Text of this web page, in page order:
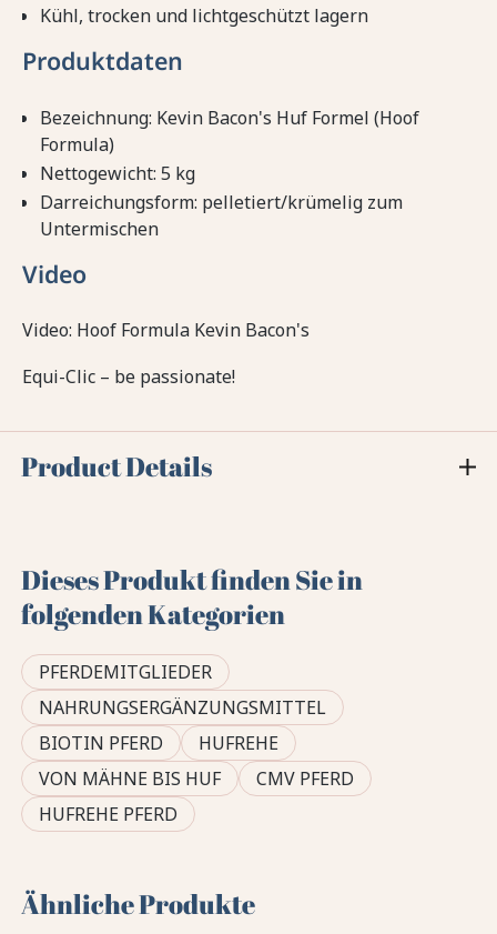
Kühl, trocken und lichtgeschützt lagern
Produktdaten
Bezeichnung: Kevin Bacon's Huf Formel (Hoof
Formula)
Nettogewicht: 5 kg
Darreichungsform: pelletiert/krümelig zum
Untermischen
Video
Video: Hoof Formula Kevin Bacon's
Equi-Clic – be passionate!
Product Details
Dieses Produkt finden Sie in
folgenden Kategorien
PFERDEMITGLIEDER
NAHRUNGSERGÄNZUNGSMITTEL
BIOTIN PFERD
HUFREHE
VON MÄHNE BIS HUF
CMV PFERD
HUFREHE PFERD
Ähnliche Produkte